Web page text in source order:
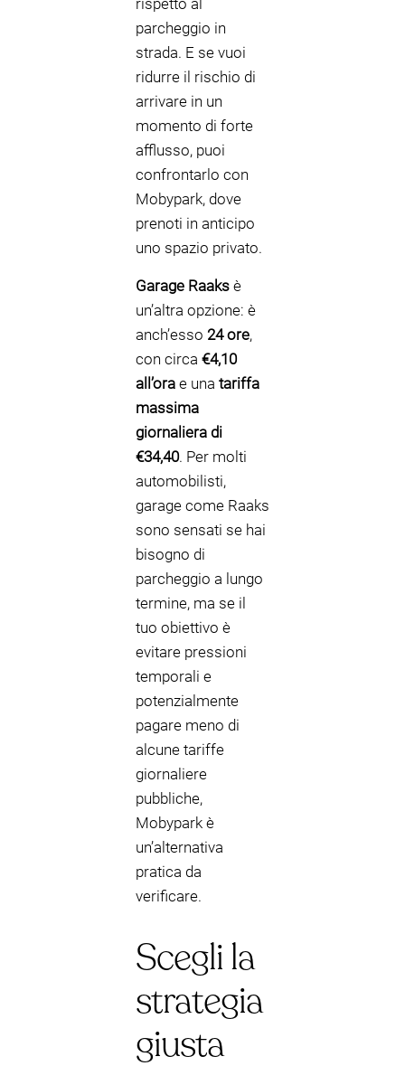
rispetto al
parcheggio in
strada. E se vuoi
ridurre il rischio di
arrivare in un
momento di forte
afflusso, puoi
confrontarlo con
Mobypark, dove
prenoti in anticipo
uno spazio privato.
Garage Raaks è
un’altra opzione: è
anch’esso 24 ore,
con circa €4,10
all’ora e una tariffa
massima
giornaliera di
€34,40. Per molti
automobilisti,
garage come Raaks
sono sensati se hai
bisogno di
parcheggio a lungo
termine, ma se il
tuo obiettivo è
evitare pressioni
temporali e
potenzialmente
pagare meno di
alcune tariffe
giornaliere
pubbliche,
Mobypark è
un’alternativa
pratica da
verificare.
Scegli la
strategia
giusta